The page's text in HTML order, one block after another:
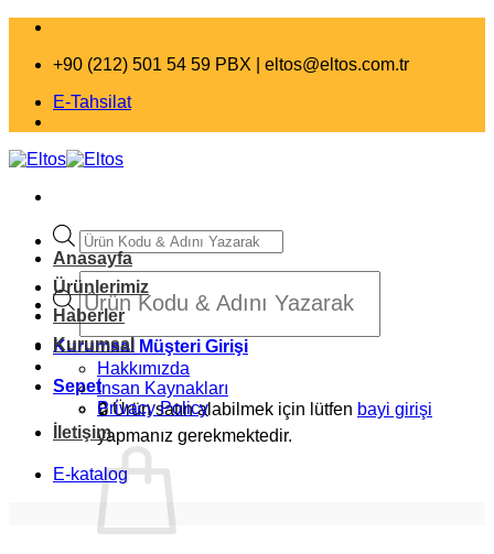
İçeriğe
+90 (212) 501 54 59 PBX | eltos@eltos.com.tr
E-Tahsilat
Products
search
Products
search
Kurumsal Müşteri Girişi
Sepet
🔒 Ürün satın alabilmek için lütfen bayi girişi
yapmanız gerekmektedir.
Anasayfa
Ürünlerimiz
Haberler
Kurumsal
Hakkımızda
İnsan Kaynakları
Privacy Policy
İletişim
E-katalog